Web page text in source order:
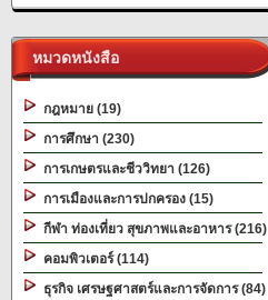
หมวดหนังสือ
กฎหมาย (19)
การศึกษา (230)
การเกษตรและชีววิทยา (126)
การเมืองและการปกครอง (15)
กีฬา ท่องเที่ยว สุขภาพและอาหาร (216)
คอมพิวเตอร์ (114)
ธุรกิจ เศรษฐศาสตร์และการจัดการ (84)